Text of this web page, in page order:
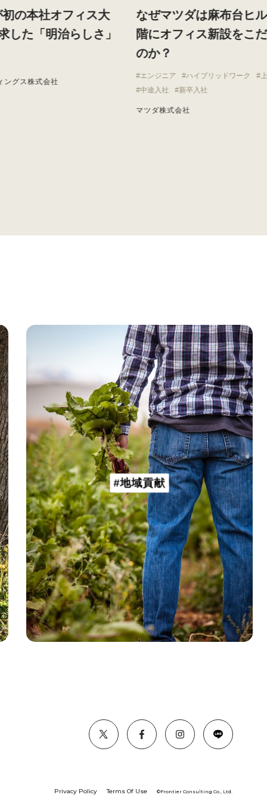
の本社オフィス大
した「明治らしさ」
ングス株式会社
なぜマツダは麻布台ヒ
階にオフィス新設をこ
のか？
エンジニア ハイブリッドワーク
中途入社
新卒入社
マツダ株式会社
#地域貢献
Privacy Policy Terms Of Use ©︎Frontier Consulting Co., Ltd.